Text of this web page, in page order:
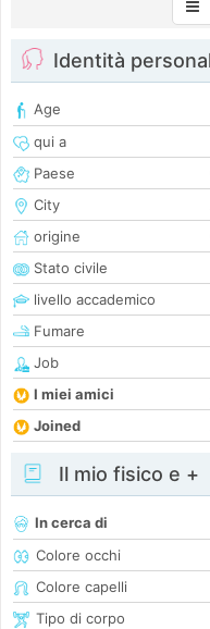
Identità
Age
qui a
Paese
City
origine
Stato civile
livello accademico
Fumare
Job
I miei amici
Joined
Il mio fisico e +
In cerca di
Colore occhi
Colore capelli
Tipo di corpo